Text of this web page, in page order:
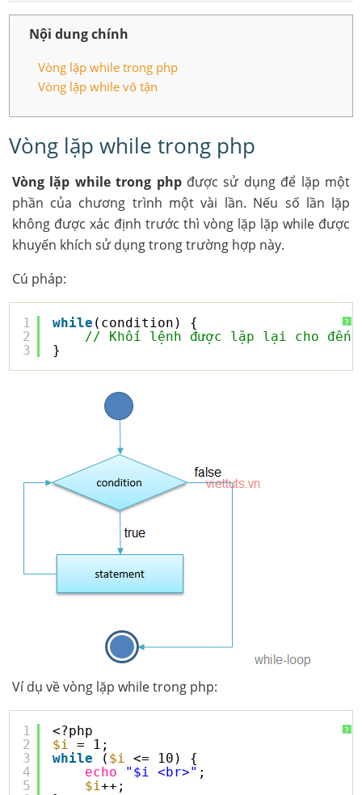
Nội dung chính
Vòng lặp while trong php
Vòng lặp while vô tận
Vòng lặp while trong php
Vòng lặp while trong phpđược sử dụng để lặp một
phần của chương trình một vài lần. Nếu số lần lặp
không được xác định trước thì vòng lặp lặp while được
khuyến khích sử dụng trong trường hợp này.
Cú pháp:
?
1
2
3
while (condition) {
// Khối lệnh được lặp lại cho đến
}
Ví dụ về vòng lặp while trong php:
?
1
2
3
4
5
<?php
$i
= 1;
while
( $i
<= 10) {
echo
"$i <br>" ;
$i++;